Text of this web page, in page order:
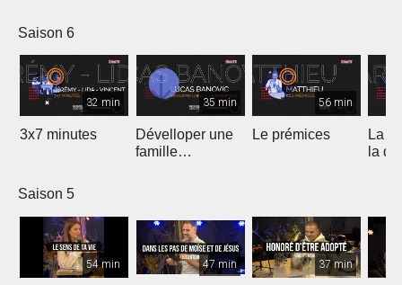
Saison 6
32 min
3x7 minutes
35 min
Dévelloper une
famille
56 min
Le prémices
La
la
Saison 5
54 min 47 min 37 min